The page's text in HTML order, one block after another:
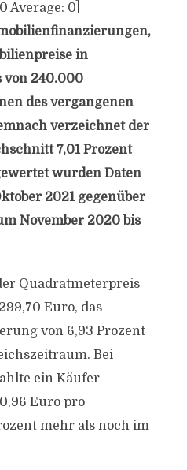
0 Average: 0]
in
von 240.000
des vergangenen
verzeichnet der
7,01 Prozent
wurden Daten
2021 gegenüber
November 2020 bis
Quadratmeterpreis
Euro, das
von 6,93 Prozent
Bei
ein Käufer
Euro pro
mehr als noch im